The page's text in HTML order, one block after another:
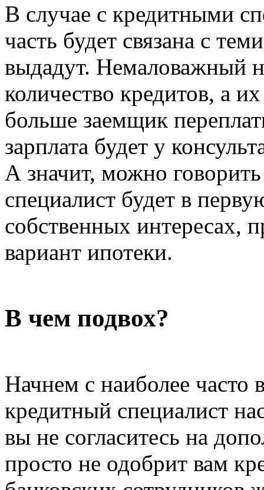
В случае с кредитными
часть будет связана с
выдадут. Немаловажный
количество кредитов, а
больше заемщик
зарплата будет у
А значит, можно
специалист будет в
собственных интересах,
вариант ипотеки.
В чем подвох?
Начнем с наиболее часто
кредитный специалист
вы не согласитесь на
просто не одобрит вам